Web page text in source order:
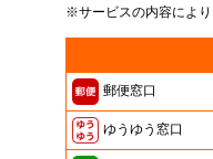
※サービスの内容により
郵便窓口
ゆうゆう窓口